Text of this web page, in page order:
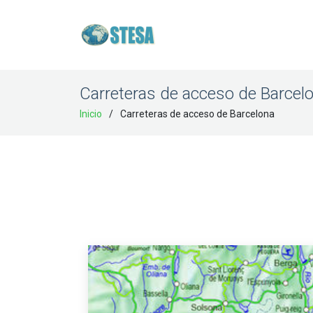
Carreteras de acceso de
Inicio Carreteras de acceso de Barcelona